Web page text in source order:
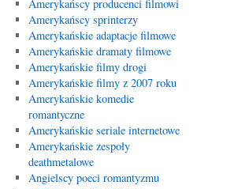
Amerykańscy producenci filmowi
Amerykańscy sprinterzy
Amerykańskie adaptacje filmowe
Amerykańskie dramaty filmowe
Amerykańskie filmy drogi
Amerykańskie filmy z 2007 roku
Amerykańskie komedie
romantyczne
Amerykańskie seriale internetowe
Amerykańskie zespoły
deathmetalowe
Angielscy poeci romantyzmu